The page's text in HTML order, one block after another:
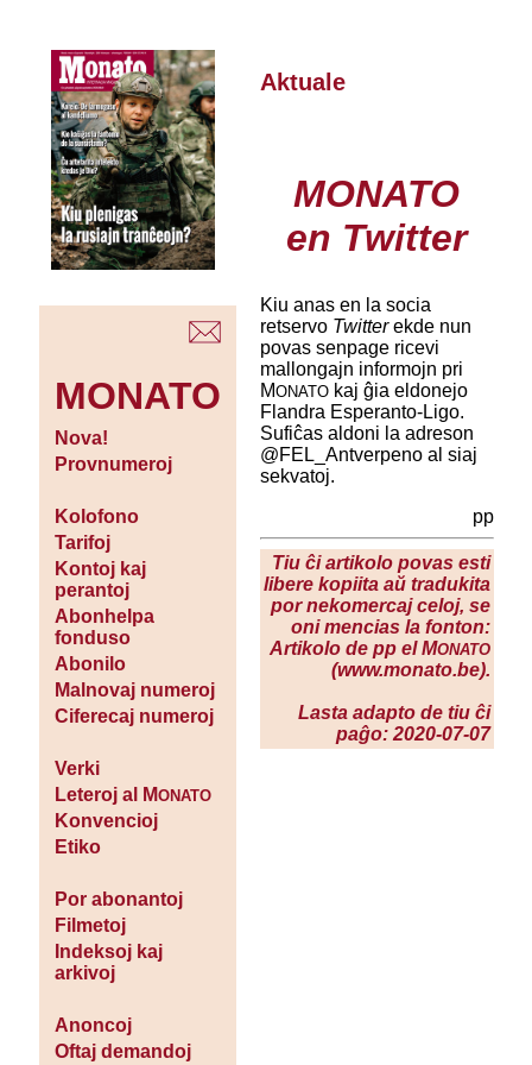
MONATO
Nova!
Provnumeroj
Kolofono
Tarifoj
Kontoj kaj
perantoj
Abonhelpa
fonduso
Abonilo
Malnovaj numeroj
Ciferecaj numeroj
Verki
Leteroj al MONATO
Konvencioj
Etiko
Por abonantoj
Filmetoj
Indeksoj kaj
arkivoj
Anoncoj
Oftaj demandoj
Aktuale
MONATO
en Twitter
Kiu anas en la socia
retservo Twitterekde nun
povas senpage ricevi
mallongajn informojn pri
MONATOkaj ĝia eldonejo
Flandra Esperanto-Ligo.
Sufiĉas aldoni la adreson
@FEL_Antverpeno al siaj
sekvatoj.
pp
Tiu ĉi artikolo povas esti
libere kopiita aŭ tradukita
por nekomercaj celoj, se
oni mencias la fonton:
Artikolo de pp el MONATO
(www.monato.be).
Lasta adapto de tiu ĉi
paĝo: 2020-07-07